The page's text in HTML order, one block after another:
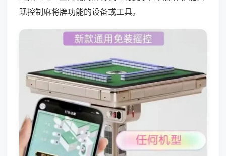
现控制麻将牌功能的设备或工具。